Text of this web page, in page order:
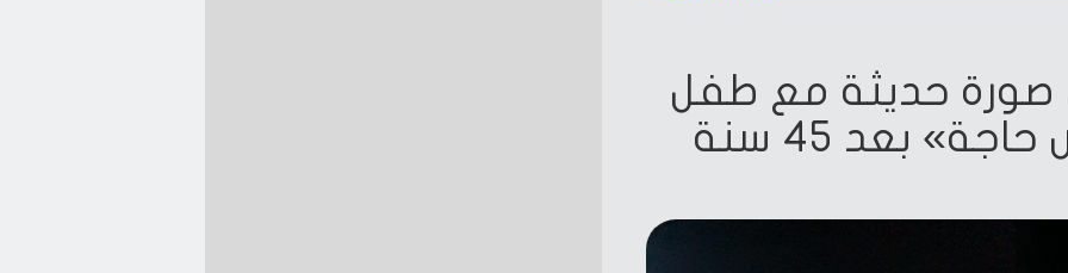
حديثة مع طفل
«شاهد ما شافش حاجة» بعد 45 سنة